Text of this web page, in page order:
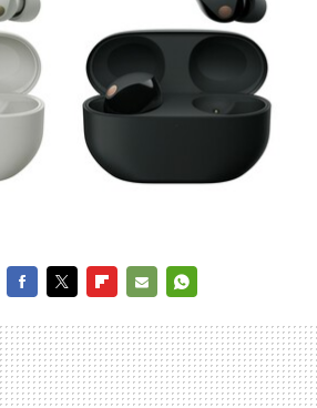
MAIL